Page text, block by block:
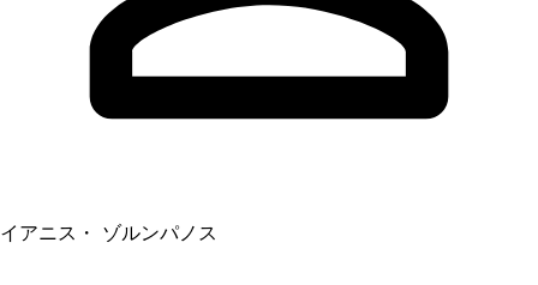
イアニス・ ゾルンパノス